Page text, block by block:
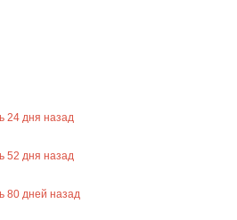
24 дня назад
52 дня назад
80 дней назад